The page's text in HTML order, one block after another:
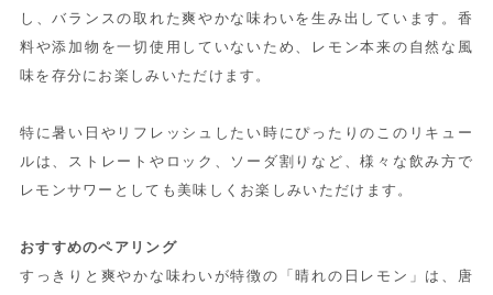
し、バランスの取れた爽やかな味わいを生み出しています。香
料や添加物を一切使用していないため、レモン本来の自然な風
味を存分にお楽しみいただけます。
特に暑い日やリフレッシュしたい時にぴったりのこのリキュー
ルは、ストレートやロック、ソーダ割りなど、様々な飲み方で
レモンサワーとしても美味しくお楽しみいただけます。
おすすめのペアリング
すっきりと爽やかな味わいが特徴の「晴れの日レモン」は、唐